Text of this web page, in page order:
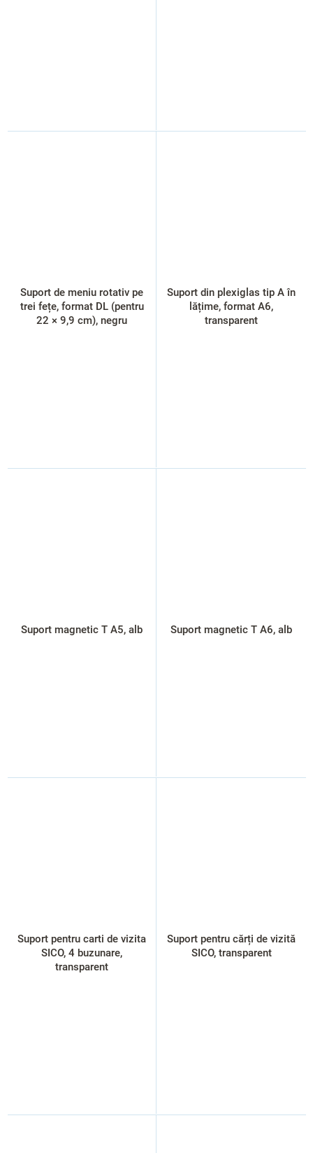
Suport de meniu rotativ pe
trei fețe, format DL (pentru
22 × 9,9 cm), negru
Suport din plexiglas tip A în
lățime, format A6,
transparent
Suport magnetic T A5, alb Suport magnetic T A6, alb
Suport pentru carti de vizita
SICO, 4 buzunare,
transparent
Suport pentru cărți de vizită
SICO, transparent